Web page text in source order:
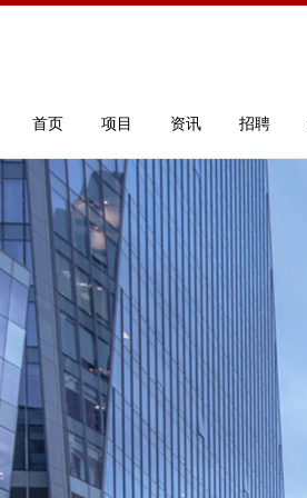
首页 项目 资讯 招聘